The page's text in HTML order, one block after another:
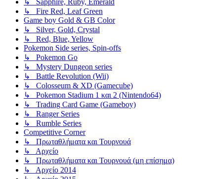
↳ Sapphire, Ruby, Emerald
↳ Fire Red, Leaf Green
Game boy Gold & GB Color
↳ Silver, Gold, Crystal
↳ Red, Blue, Yellow
Pokemon Side series, Spin-offs
↳ Pokemon Go
↳ Mystery Dungeon series
↳ Battle Revolution (Wii)
↳ Colosseum & XD (Gamecube)
↳ Pokemon Stadium 1 και 2 (Nintendo64)
↳ Trading Card Game (Gameboy)
↳ Ranger Series
↳ Rumble Series
Competitive Corner
↳ Πρωταθλήματα και Τουρνουά
↳ Αρχείο
↳ Πρωταθλήματα και Τουρνουά (μη επίσημα)
↳ Αρχείο 2014